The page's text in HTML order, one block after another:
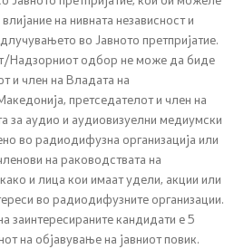
влијание на нивната независност и
во Јавното претпријатие.
/Надзорниотодбор не може да биде
и член на Владата на
претседателот и член на
за аудио и аудиовизуелни медиумски
во радиодифузна организација или
на раководствата на
и лица кои имаат удели, акции или
во радиодифузните организации.
заинтересираните кандидати е 5
на објавување на јавниот повик.